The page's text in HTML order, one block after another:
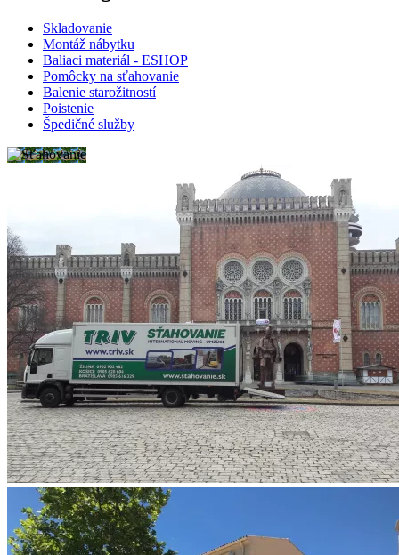
Skladovanie
Montáž nábytku
Baliaci materiál - ESHOP
Pomôcky na sťahovanie
Balenie starožitností
Poistenie
Špedičné služby